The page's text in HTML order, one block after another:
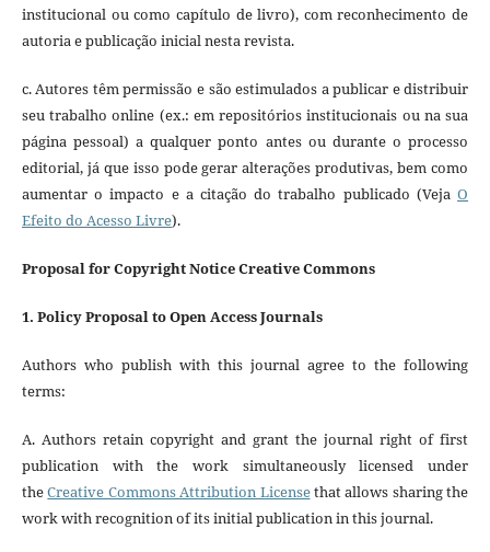
institucional ou como capítulo de livro), com reconhecimento de
autoria e publicação inicial nesta revista.
c. Autores têm permissão e são estimulados a publicar e distribuir
seu trabalho online (ex.: em repositórios institucionais ou na sua
página pessoal) a qualquer ponto antes ou durante o processo
editorial, já que isso pode gerar alterações produtivas, bem como
aumentar o impacto e a citação do trabalho publicado (VejaO
Efeito do Acesso Livre).
Proposal for Copyright Notice Creative Commons
1. Policy Proposal to Open Access Journals
Authors who publish with this journal agree to the following
terms:
A. Authors retain copyright and grant the journal right of first
publication with the work simultaneously licensed under
theCreative Commons Attribution Licensethat allows sharing the
work with recognition of its initial publication in this journal.